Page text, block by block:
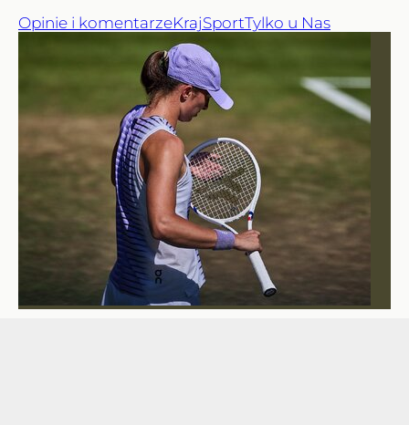
Opinie i komentarzeKrajSportTylko u Nas